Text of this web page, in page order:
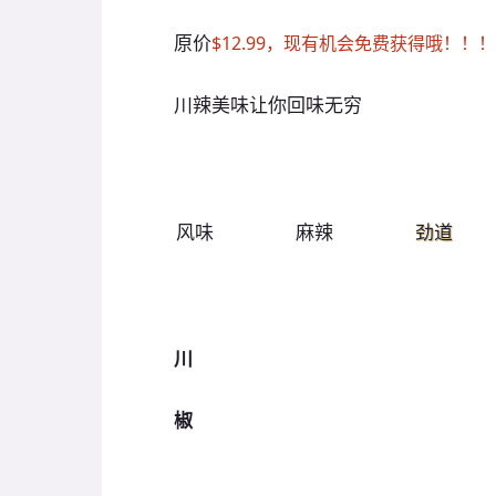
原价$12.99，现有机会免费获得哦！！！
川辣美味让你回味无穷
风味 麻辣 劲道
川
椒